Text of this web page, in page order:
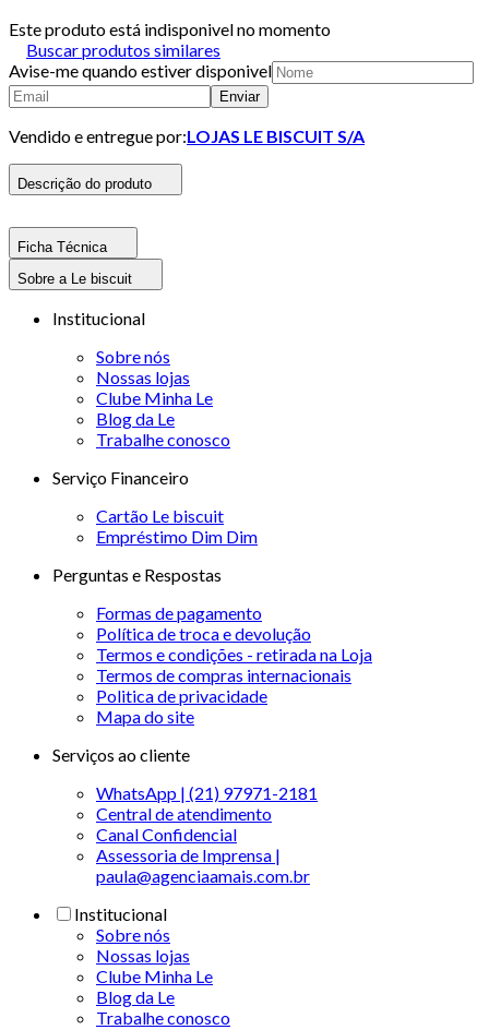
Este produto está indisponivel no momento
Buscar produtos similares
Avise-me quando estiver disponivel
Enviar
Vendido e entregue por:LOJAS LE BISCUIT S/A
Descrição do produto
Ficha Técnica
Sobre a Le biscuit
Institucional
Sobre nós
Nossas lojas
Clube Minha Le
Blog da Le
Trabalhe conosco
Serviço Financeiro
Cartão Le biscuit
Empréstimo Dim Dim
Perguntas e Respostas
Formas de pagamento
Política de troca e devolução
Termos e condições - retirada na Loja
Termos de compras internacionais
Politica de privacidade
Mapa do site
Serviços ao cliente
WhatsApp | (21) 97971-2181
Central de atendimento
Canal Confidencial
Assessoria de Imprensa |
paula@agenciaamais.com.br
Institucional
Sobre nós
Nossas lojas
Clube Minha Le
Blog da Le
Trabalhe conosco